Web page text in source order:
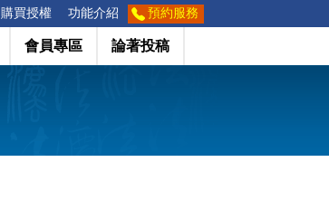
購買授權 功能介紹 預約服務
會員專區 論著投稿